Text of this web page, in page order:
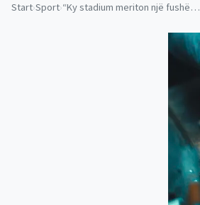
Start›Sport›“Ky stadium meriton një fushë…